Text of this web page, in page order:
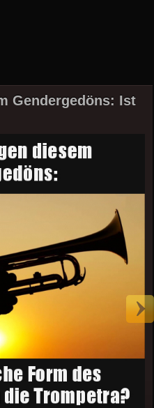
Gendergedöns: Ist